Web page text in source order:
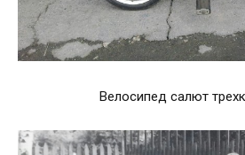
Велосипед салют